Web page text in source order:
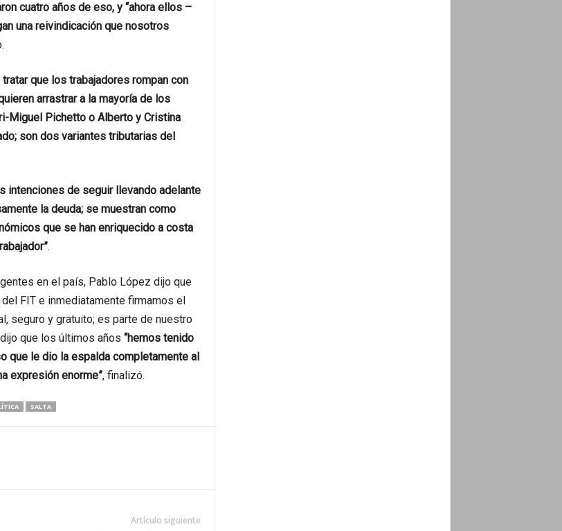
cuatro años de eso, y “ahora ellos –
una reivindicación que nosotros
que los trabajadores rompan con
arrastrar a la mayoría de los
Miguel Pichetto o Alberto y Cristina
son dos variantes tributarias del
intenciones de seguir llevando adelante
la deuda; se muestran como
que se han enriquecido a costa
.
en el país, Pablo López dijo que
FIT e inmediatamente firmamos el
seguro y gratuito; es parte de nuestro
que los últimos años “hemos tenido
que le dio la espalda completamente al
expresión enorme”, finalizó.
SALTA
Artículo siguiente